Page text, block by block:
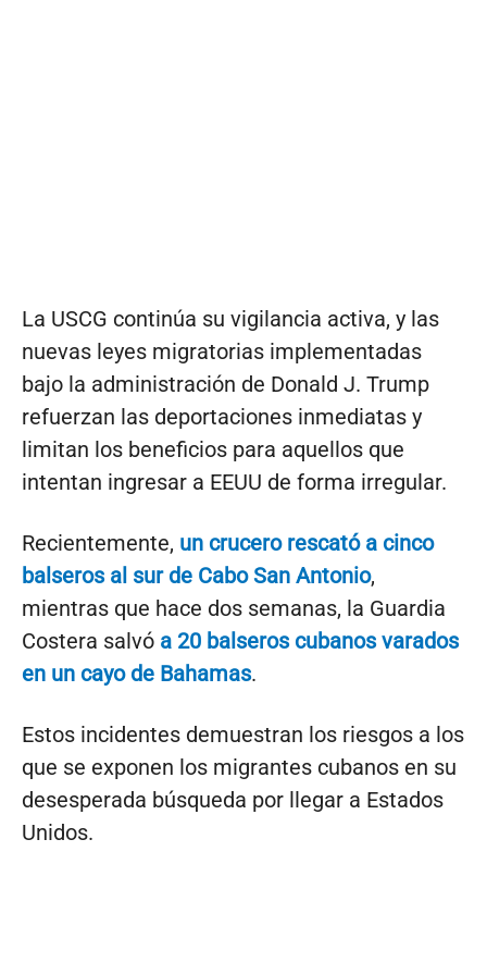
La USCG continúa su vigilancia activa, y las
nuevas leyes migratorias implementadas
bajo la administración de Donald J. Trump
refuerzan las deportaciones inmediatas y
limitan los beneficios para aquellos que
intentan ingresar a EEUU de forma irregular.
Recientemente, un crucero rescató a cinco
balseros al sur de Cabo San Antonio,
mientras que hace dos semanas, la Guardia
Costera salvó a 20 balseros cubanos varados
en un cayo de Bahamas.
Estos incidentes demuestran los riesgos a los
que se exponen los migrantes cubanos en su
desesperada búsqueda por llegar a Estados
Unidos.